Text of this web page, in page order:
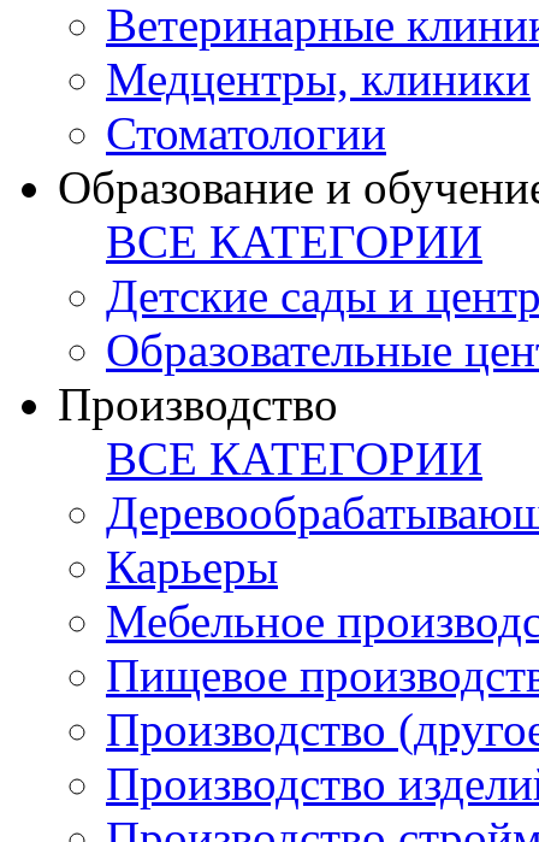
Ветеринарные
Медцентры, клиники
Стоматологии
Образование и
ВСЕ КАТЕГОРИИ
Детские сады и
Образовательные
Производство
ВСЕ КАТЕГОРИИ
Карьеры
Мебельное
Пищевое
Производство
Производство